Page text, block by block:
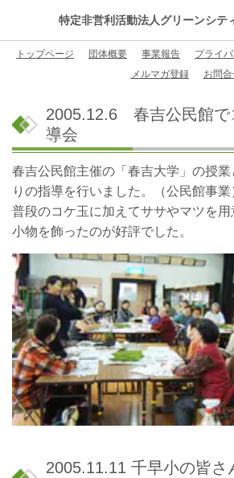
特定非営利活動法人グリーンシテ
トップページ 団体概要 事業報告 プライ
メルマガ登録
お問合
2005.12.6 春吉公民館で
導会
春吉公民館主催の「春吉大学」の授業
りの指導を行いました。（公民館事業
普段のコケ玉に加えてササやマツを
小物を飾ったのが好評でした。
2005.11.11 千早小の皆さ